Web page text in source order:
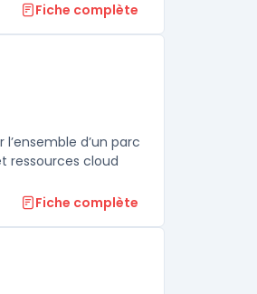
Fiche complète
d’un parc
ressources cloud
Fiche complète